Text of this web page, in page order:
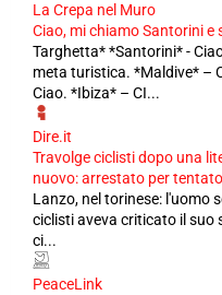
La Crepa nel Muro
Ciao, mi chiamo Santorini
Targhetta* *Santorini* -
meta turistica. *Maldive* –
Ciao. *Ibiza* – CI...
Dire.it
Travolge ciclisti dopo una
nuovo: arrestato per
Lanzo, nel torinese: l'uomo
ciclisti aveva criticato il suo
ci...
PeaceLink